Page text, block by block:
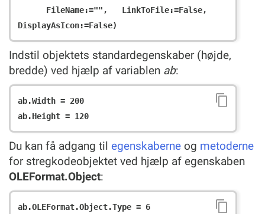
Indstil objektets standardegenskaber (højde,
bredde) ved hjælp af variablen ab:
ab.Width = 200
Du kan få adgang til egenskaberne og metoderne
for stregkodeobjektet ved hjælp af egenskaben
OLEFormat.Object:
ab.OLEFormat.Object.Type = 6